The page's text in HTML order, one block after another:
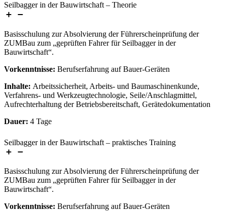
Seilbagger in der Bauwirtschaft – Theorie
Basisschulung zur Absolvierung der Führerscheinprüfung der
ZUMBau zum „geprüften Fahrer für Seilbagger in der
Bauwirtschaft“.
Vorkenntnisse: Berufserfahrung auf Bauer-Geräten
Inhalte: Arbeitssicherheit, Arbeits- und Baumaschinenkunde,
Verfahrens- und Werkzeugtechnologie, Seile/Anschlagmittel,
Aufrechterhaltung der Betriebsbereitschaft, Gerätedokumentation
Dauer: 4 Tage
Seilbagger in der Bauwirtschaft – praktisches Training
Basisschulung zur Absolvierung der Führerscheinprüfung der
ZUMBau zum „geprüften Fahrer für Seilbagger in der
Bauwirtschaft“.
Vorkenntnisse: Berufserfahrung auf Bauer-Geräten